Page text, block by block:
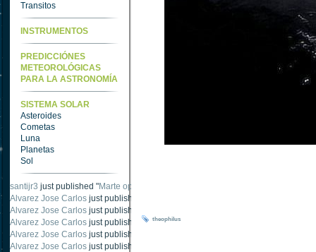
Transitos
INSTRUMENTOS
PREDICCIÓNES
METEOROLÓGICAS
PARA LA ASTRONOMÍA
SISTEMA SOLAR
Asteroides
Cometas
Luna
Planetas
Sol
santijr3 just published "Marte oposición 2020
Alvarez Jose Carlos just published "
Alvarez Jose Carlos just published "
Alvarez Jose Carlos just published "Oposición Marte 30 de octubre 2020
Alvarez Jose Carlos just published "
Alvarez Jose Carlos just published "
theophilus